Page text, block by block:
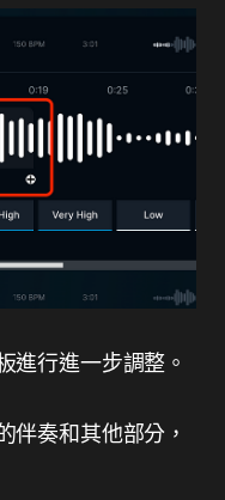
進行進一步調整。
伴奏和其他部分，